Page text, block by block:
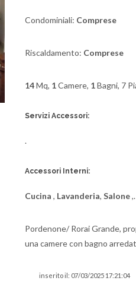
Condominiali: Comprese
Riscaldamento: Comprese
14Mq, 1Camere, 1Bagni, 7
Servizi Accessori:
.
Accessori Interni:
Cucina , Lavanderia, Salone,.
Pordenone/ Rorai Grande,
una camere con bagno
inserito il: 07/03/2025 17:21:04